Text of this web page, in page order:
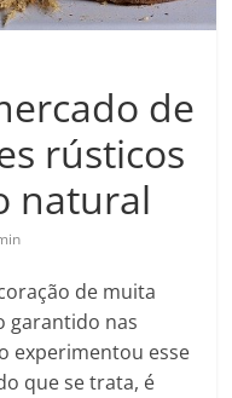
de
rústicos
natural
de muita
garantido nas
experimentou esse
que se trata, é